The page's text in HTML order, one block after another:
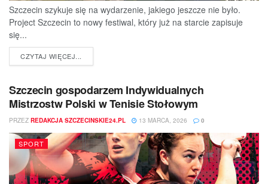
Szczecin szykuje się na wydarzenie, jakiego jeszcze nie było.
Project Szczecin to nowy festiwal, który już na starcie zapisuje
się...
CZYTAJ WIĘCEJ...
Szczecin gospodarzem Indywidualnych
Mistrzostw Polski w Tenisie Stołowym
PRZEZ REDAKCJA SZCZECINSKIE24.PL 13 MARCA, 2026 0
SPORT